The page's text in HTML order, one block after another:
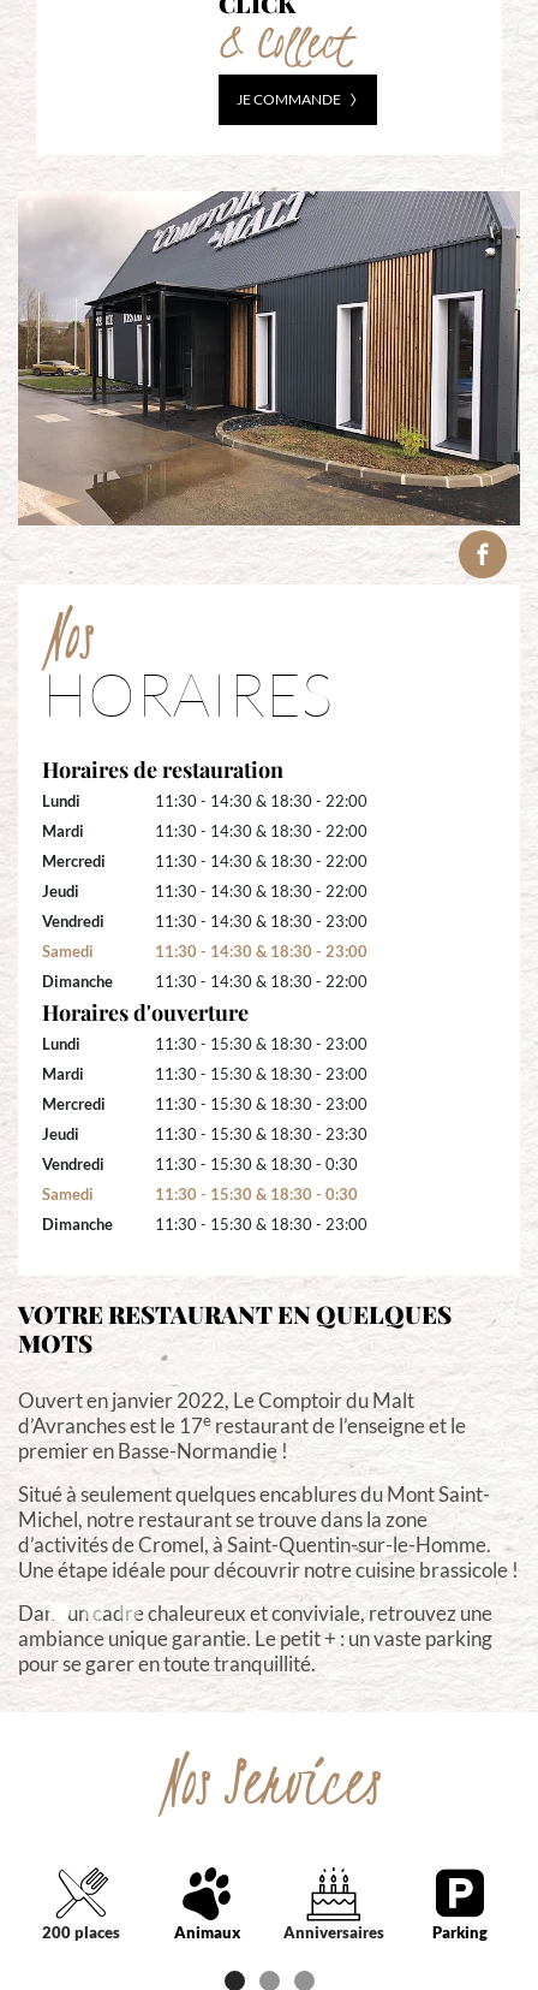
& Collect
JE COMMANDE
Nos
HORAIRES
Horaires de restauration
Lundi
11:30 - 14:30 & 18:30 - 22:00
Mardi
11:30 - 14:30 & 18:30 - 22:00
Mercredi
11:30 - 14:30 & 18:30 - 22:00
Jeudi
11:30 - 14:30 & 18:30 - 22:00
Vendredi
11:30 - 14:30 & 18:30 - 23:00
Samedi
11:30 - 14:30 & 18:30 - 23:00
Dimanche
11:30 - 14:30 & 18:30 - 22:00
Horaires d'ouverture
Lundi
11:30 - 15:30 & 18:30 - 23:00
Mardi
11:30 - 15:30 & 18:30 - 23:00
Mercredi
11:30 - 15:30 & 18:30 - 23:00
Jeudi
11:30 - 15:30 & 18:30 - 23:30
Vendredi
11:30 - 15:30 & 18:30 - 0:30
Samedi
11:30 - 15:30 & 18:30 - 0:30
Dimanche
11:30 - 15:30 & 18:30 - 23:00
VOTRE RESTAURANT EN QUELQUES
MOTS
Ouvert en janvier 2022, Le Comptoir du Malt
d’Avranches est le 17e restaurant de l’enseigne et le
premier en Basse-Normandie !
Situé à seulement quelques encablures du Mont Saint-
Michel, notre restaurant se trouve dans la zone
d’activités de Cromel, à Saint-Quentin-sur-le-Homme.
Une étape idéale pour découvrir notre cuisine brassicole !
Dans un cadre chaleureux et conviviale, retrouvez une
ambiance unique garantie. Le petit + : un vaste parking
pour se garer en toute tranquillité.
Nos Services
200 places Animaux Anniversaires Parking